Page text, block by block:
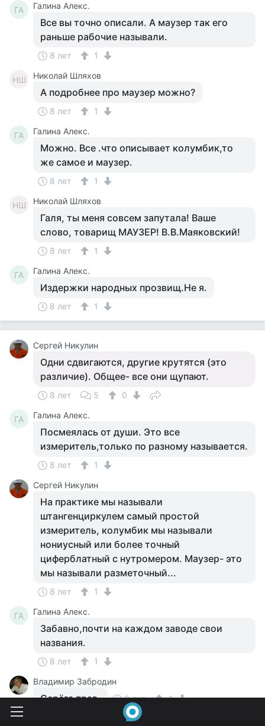
ГА Галина Алекс.
Все вы точно описали. А маузер так его
раньше рабочие называли.
8 лет 1
НШ Николай Шляхов
А подробнее про маузер можно?
8 лет 1
ГА Галина Алекс.
Можно. Все .что описывает колумбик,то
же самое и маузер.
8 лет 1
НШ Николай Шляхов
Галя, ты меня совсем запутала! Ваше
слово, товарищ МАУЗЕР! В.В.Маяковский!
8 лет 1
ГА Галина Алекс.
Издержки народных прозвищ.Не я.
8 лет 1
Сергей Никулин
Одни сдвигаются, другие крутятся (это
различие). Общее- все они щупают.
8 лет 5 0
ГА Галина Алекс.
Посмеялась от души. Это все
измеритель,только по разному называется.
8 лет
1
Сергей Никулин
На практике мы называли
штангенциркулем самый простой
измеритель, колумбик мы называли
нониусный или более точный
циферблатный с нутромером. Маузер- это
мы называли разметочный...
8 лет 1
ГА Галина Алекс.
Забавно,почти на каждом заводе свои
названия.
8 лет
1
Владимир Забродин
Серёга прав. 8 лет 1